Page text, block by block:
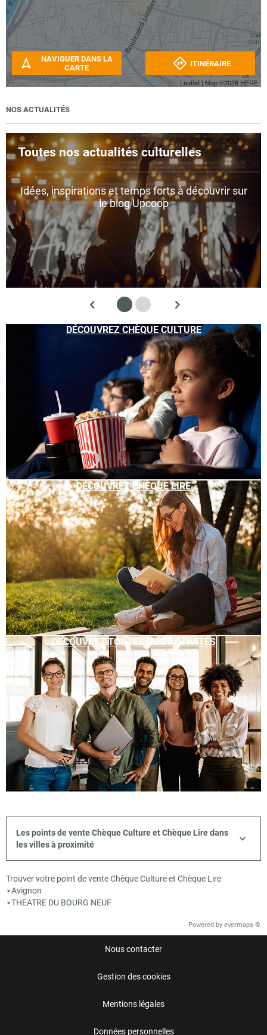
Leaflet | Map ©2026 HERE
NAVIGUER DANS LA
CARTE
ITINÉRAIRE
NOS ACTUALITÉS
Toutes nos actualités culturelles
Idées, inspirations et temps forts à découvrir sur
le blog Upcoop
DÉCOUVREZ CHÈQUE CULTURE
DÉCOUVREZ CHÈQUE LIRE
DÉCOUVREZ TOUTES NOS ACTIVITÉS
Les points de vente Chèque Culture et Chèque Lire dans
les villes à proximité
Trouver votre point de vente Chèque Culture et Chèque Lire
>Avignon
>THEATRE DU BOURG NEUF
Powered by evermaps ©
Nous contacter
Gestion des cookies
Mentions légales
Données personnelles